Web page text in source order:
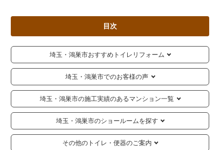
目次
埼玉・鴻巣市おすすめトイレリフォーム
埼玉・鴻巣市でのお客様の声
埼玉・鴻巣市の施工実績のあるマンション一覧
埼玉・鴻巣市のショールームを探す
その他のトイレ・便器のご案内